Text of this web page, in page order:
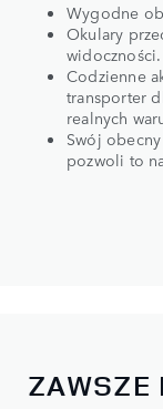
Wygodne
Okulary
widoczności.
Codzienne
transporter
realnych
Swój
pozwoli to
ZAWSZE